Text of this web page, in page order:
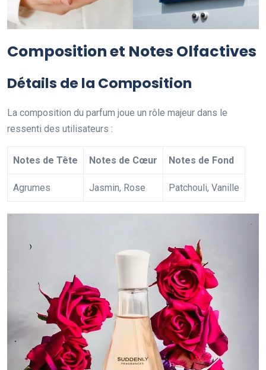
Composition et Notes Olfactives
Détails de la Composition
La composition du parfum joue un rôle majeur dans le
ressenti des utilisateurs :
Notes de Tête Notes de Cœur Notes de Fond
Agrumes Jasmin, Rose Patchouli, Vanille